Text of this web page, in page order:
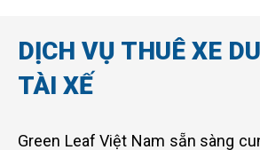
DỊCH VỤ THUÊ XE
TÀI XẾ
Green Leaf Việt Nam sẵn sàng